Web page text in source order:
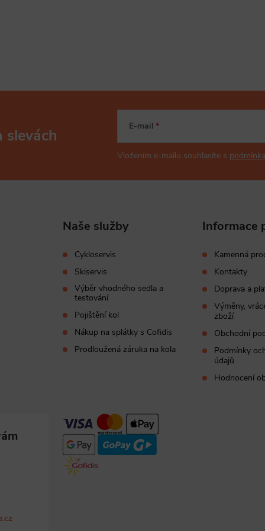
slevách E-mail
Vložením e-mailu souhlasíte s
Naše služby
Cykloservis
Skiservis
Výběr vhodného sedla a
testování
Pojištění kol
Nákup na splátky s Cofidis
Prodloužená záruka na kola
Informace
Kamenná
Kontakty
Doprava a
Výměny,
zboží
Obchodní
Podmínky
údajů
Hodnocení